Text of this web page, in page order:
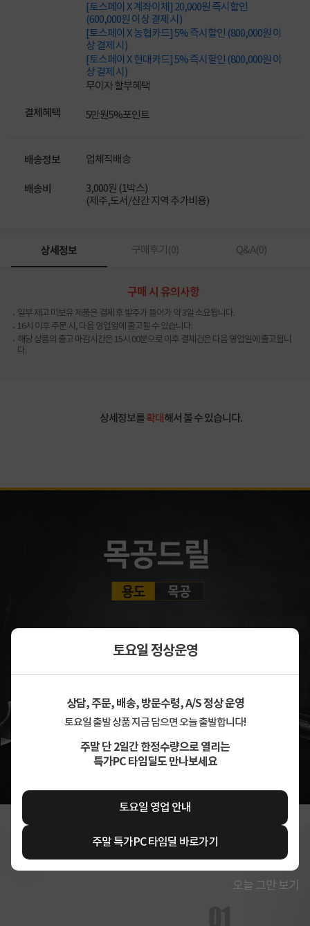
토요일 정상운영
상담, 주문, 배송, 방문수령, A/S 정상 운영
토요일 출발 상품 지금 담으면 오늘 출발합니다!
주말 단 2일간 한정수량으로 열리는
특가PC 타임딜도 만나보세요
토요일 영업 안내
주말 특가PC 타임딜 바로가기
오늘 그만 보기
[토스페이 X 계좌이체] 20,000원 즉시할인
(600,000원 이상 결제 시)
[토스페이 X 농협카드] 5% 즉시할인 (800,000원 이
상 결제 시)
[토스페이 X 현대카드] 5% 즉시할인 (800,000원 이
상 결제 시)
무이자 할부혜택
결제혜택 5만원5%포인트
배송정보 업체직배송
배송비
3,000원 (1박스)
(제주,도서/산간 지역 추가비용)
상세정보 구매후기(0) Q&A(0)
구매 시 유의사항
일부 재고 미보유 제품은 결제 후 발주가 들어가 약 3일 소요됩니다.
16시 이후 주문 시, 다음 영업일에 출고될 수 있습니다.
해당 상품의 출고 마감시간은 15시 00분으로 이후 결제건은 다음 영업일에 출고됩니
다.
상세정보를확대해서 볼 수 있습니다.